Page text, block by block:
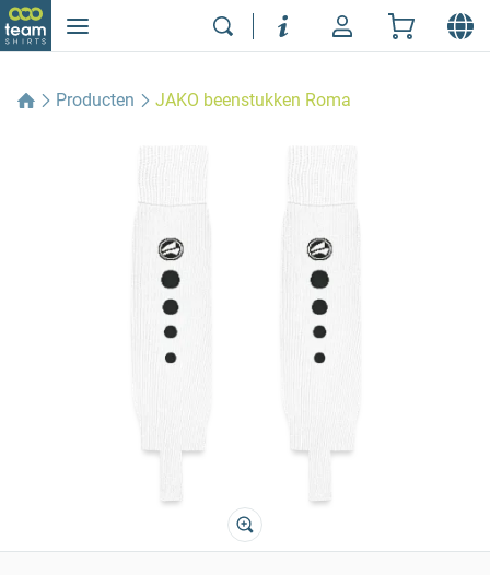
Producten JAKO beenstukken Roma